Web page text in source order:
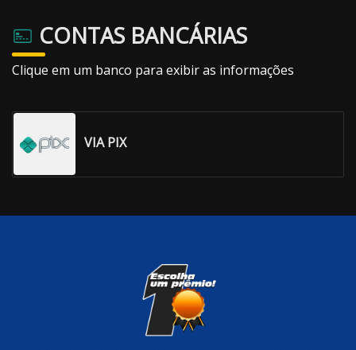
CONTAS BANCÁRIAS
Clique em um banco para exibir as informações
VIA PIX